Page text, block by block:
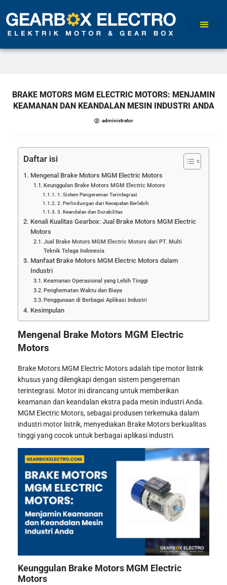
BRAKE MOTORS MGM ELECTRIC MOTORS: MENJAMIN
KEAMANAN DAN KEANDALAN MESIN INDUSTRI ANDA
administrator
Daftar isi
Mengenal Brake Motors MGM Electric Motors
Keunggulan Brake Motors MGM Electric Motors
1. Sistem Pengereman Terintegrasi
2. Perlindungan dari Kecepatan Berlebih
3. Keandalan dan Durabilitas
Kenali Kualitas Gearbox: Jual Brake Motors MGM Electric
Motors
Jual Brake Motors MGM Electric Motors dari PT. Multi
Teknik Telaga Indonesia
Manfaat Brake Motors MGM Electric Motors dalam
Industri
Keamanan Operasional yang Lebih Tinggi
Penghematan Waktu dan Biaya
Penggunaan di Berbagai Aplikasi Industri
Kesimpulan
Mengenal Brake Motors MGM Electric
Motors
Brake Motors MGM Electric Motors adalah tipe motor listrik
khusus yang dilengkapi dengan sistem pengereman
terintegrasi. Motor ini dirancang untuk memberikan
keamanan dan keandalan ekstra pada mesin industri Anda.
MGM Electric Motors, sebagai produsen terkemuka dalam
industri motor listrik, menyediakan Brake Motors berkualitas
tinggi yang cocok untuk berbagai aplikasi industri.
Keunggulan Brake Motors MGM Electric
Motors